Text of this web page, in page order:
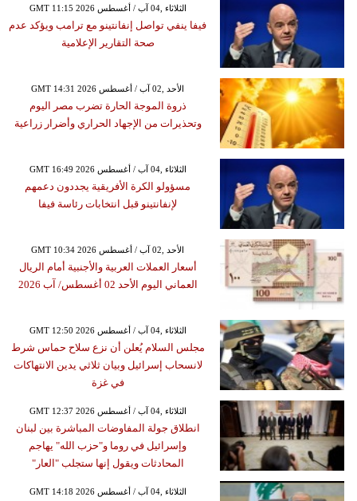
GMT 11:15 2026 الثلاثاء ,04 آب / أغسطس
فيفا ينفي تواصل إنفانتينو مع ترامب ويؤكد عدم
صحة التقارير الإعلامية
GMT 14:31 2026 الأحد ,02 آب / أغسطس
ذروة الموجة الحارة تضرب مصر اليوم
وتحذيرات من الإجهاد الحراري وأضرار زراعية
GMT 16:49 2026 الثلاثاء ,04 آب / أغسطس
مسؤولو الكرة الأفريقية يجددون دعمهم
لإنفانتينو قبل انتخابات رئاسة فيفا
GMT 10:34 2026 الأحد ,02 آب / أغسطس
أسعار العملات العربية والأجنبية أمام الريال
العماني اليوم الأحد 02 أغسطس/ آب 2026
GMT 12:50 2026 الثلاثاء ,04 آب / أغسطس
مجلس السلام يُعلن أن نزع سلاح حماس شرط
لانسحاب إسرائيل وبيان ثلاثي يدين الانتهاكات
في غزة
GMT 12:37 2026 الثلاثاء ,04 آب / أغسطس
انطلاق جولة المفاوضات المباشرة بين لبنان
وإسرائيل في روما و"حزب الله" يهاجم
المحادثات ويقول إنها ستجلب "العار"
GMT 14:18 2026 الثلاثاء ,04 آب / أغسطس